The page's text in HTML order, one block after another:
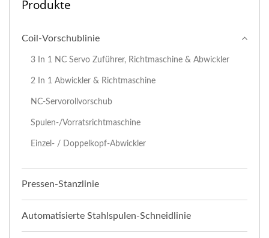
Produkte
Coil-Vorschublinie
3 In 1 NC Servo Zuführer, Richtmaschine & Abwickler
2 In 1 Abwickler & Richtmaschine
NC-Servorollvorschub
Spulen-/Vorratsrichtmaschine
Einzel- / Doppelkopf-Abwickler
Pressen-Stanzlinie
Automatisierte Stahlspulen-Schneidlinie